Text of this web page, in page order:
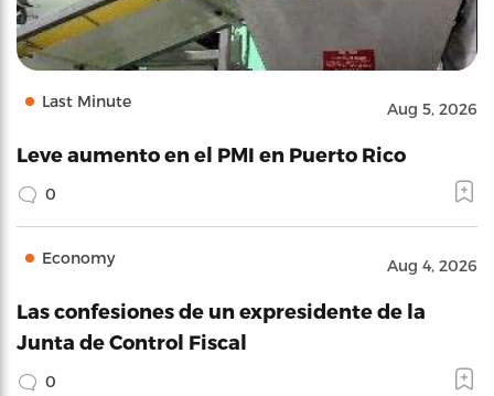
Last Minute Aug 5, 2026
Leve aumento en el PMI en Puerto Rico
0
Economy Aug 4, 2026
Las confesiones de un expresidente de la
Junta de Control Fiscal
0